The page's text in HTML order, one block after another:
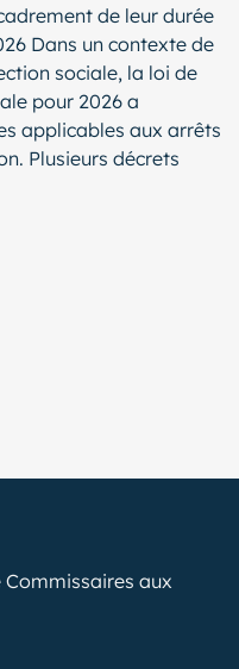
de leur durée
Dans un contexte de
sociale, la loi de
pour 2026 a
applicables aux arrêts
Plusieurs décrets
Commissaires aux